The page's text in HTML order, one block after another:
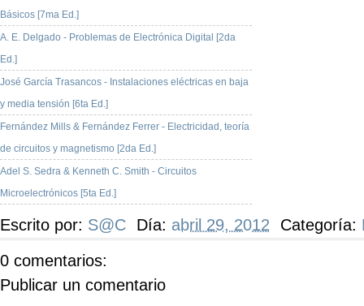
Básicos [7ma Ed.]
A. E. Delgado - Problemas de Electrónica Digital [2da
Ed.]
José García Trasancos - Instalaciones eléctricas en baja
y media tensión [6ta Ed.]
Fernández Mills & Fernández Ferrer - Electricidad, teoría
de circuitos y magnetismo [2da Ed.]
Adel S. Sedra & Kenneth C. Smith - Circuitos
Microelectrónicos [5ta Ed.]
Escrito por: S@C Día: abril 29, 2012 Categoría:
0 comentarios:
Publicar un comentario